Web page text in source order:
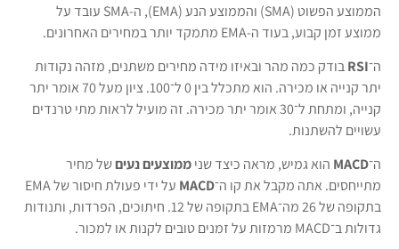
הממוצע הפשוט (SMA) והממוצע הנע (EMA), ה-SMA עובד על
ממוצע זמן קבוע, בעוד ה-EMA מתמקד יותר במחירים האחרונים.
ה־RSIבודק כמה מהר ובאיזו מידה מחירים משתנים, מזהה נקודות
יתר קנייה או מכירה. הוא מתכלל בין 0 ל־100. ציון מעל 70 אומר יתר
קנייה, ומתחת ל־30 אומר יתר מכירה. זה מועיל לראות מתי טרנדים
עשויים להשתנות.
ה־MACD הוא גמיש, מראה כיצד שניממוצעים נעיםשל מחיר
מתייחסים. אתה מקבל את קו ה־MACD
על ידי פעולת חיסור של EMA
בתקופה של 26 מה־EMA בתקופה של 12. חיתוכים, הפרדות, ותנודות
גדולות ב־MACD מרמזות על זמנים טובים לקנות או למכור.